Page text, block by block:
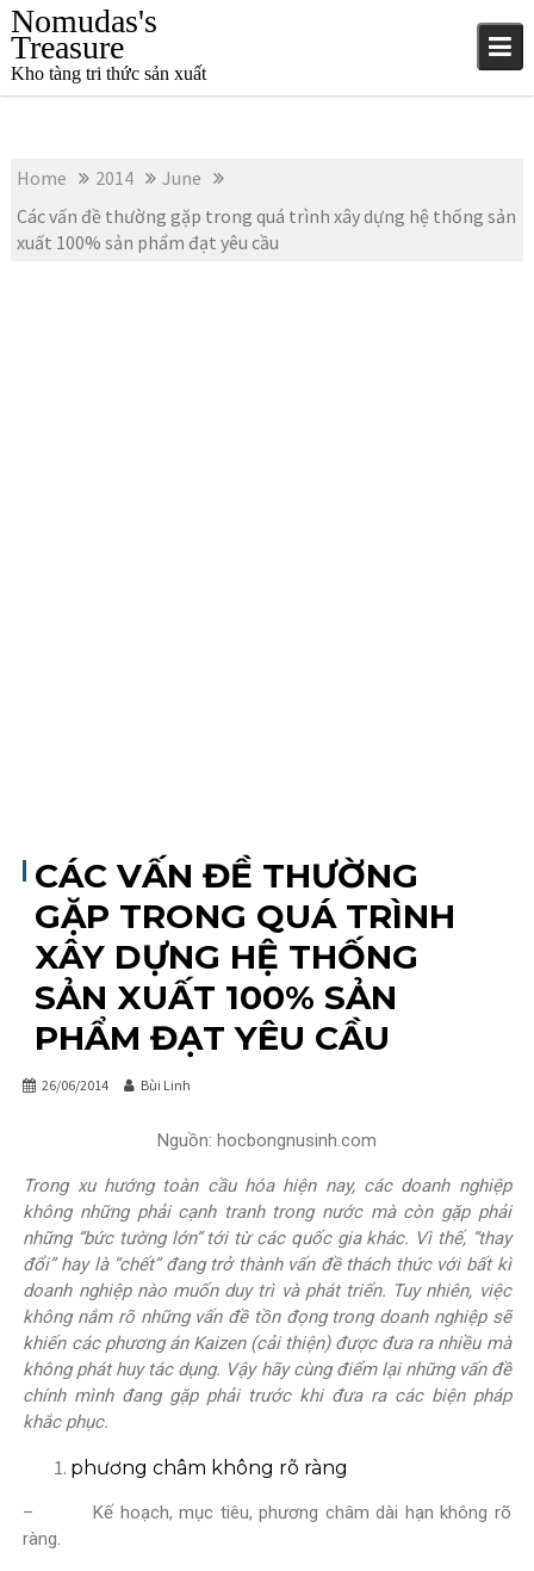
p
Nomudas's
Treasure
Kho tàng tri thức sản xuất
Home 2014
June
Các vấn đề thường gặp trong quá trình xây dựng hệ thống sản
xuất 100% sản phẩm đạt yêu cầu
CÁC VẤN ĐỀ THƯỜNG
GẶP TRONG QUÁ TRÌNH
XÂY DỰNG HỆ THỐNG
SẢN XUẤT 100% SẢN
PHẨM ĐẠT YÊU CẦU
26/06/2014 Bùi Linh
Nguồn: hocbongnusinh.com
Trong xu hướng toàn cầu hóa hiện nay, các doanh nghiệp
không những phải cạnh tranh trong nước mà còn gặp phải
những “bức tường lớn” tới từ các quốc gia khác. Vì thế, “thay
đổi” hay là “chết” đang trở thành vấn đề thách thức với bất kì
doanh nghiệp nào muốn duy trì và phát triển. Tuy nhiên, việc
không nắm rõ những vấn đề tồn đọng trong doanh nghiệp sẽ
khiến các phương án Kaizen (cải thiện) được đưa ra nhiều mà
không phát huy tác dụng. Vậy hãy cùng điểm lại những vấn đề
chính mình đang gặp phải trước khi đưa ra các biện pháp
khắc phục.
phương châm không rõ ràng
– Kế hoạch, mục tiêu, phương châm dài hạn không rõ
ràng.